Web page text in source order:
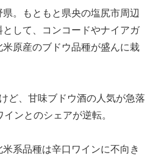
。もともと県央の塩尻市周辺
して、コンコードやナイアガ
原産のブドウ品種が盛んに栽
ど、甘味ブドウ酒の人気が急落
ンとのシェアが逆転。
系品種は辛口ワインに不向き